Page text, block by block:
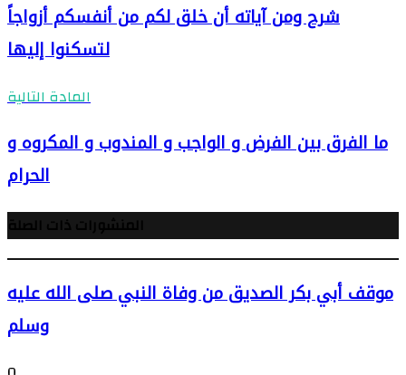
شرح ومن آياته أن خلق لكم من أنفسكم أزواجاً
لتسكنوا إليها
المادة التالية
ما الفرق بين الفرض و الواجب و المندوب و المكروه و
الحرام
موقف أبي بكر الصديق من وفاة النبي صلى الله عليه
وسلم